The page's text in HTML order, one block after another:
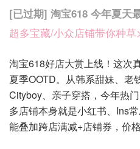
[已过期] 淘宝618 今年夏天
超多宝藏/小众店铺带你种草
淘宝618好店大赏上线！这次
夏季OOTD。从韩系甜妹、老
Cityboy、亲子穿搭，今年热
多店铺本身就是小红书、Ins
能叠加跨店满减+店铺券，价